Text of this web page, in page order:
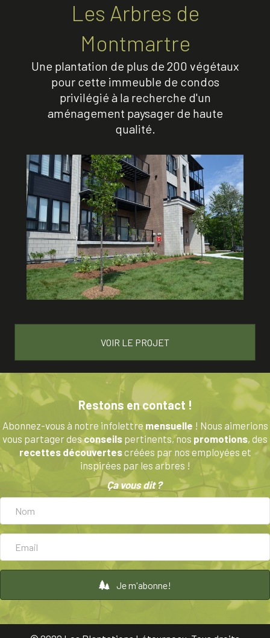
Les Arbres de
Montmartre
Une plantation de plus de 200 végétaux
pour cette immeuble de condos
privilégié à la recherche d'un
aménagement paysager de haute
qualité.
VOIR LE PROJET
Restons en contact !
Abonnez-vous à notre infolettre mensuelle ! Nous aimerions
vous partager desconseils pertinents, nos promotions, des
recettes découvertescréées par nos employées et
inspirées par les arbres !
Ça vous dit ?
Je m'abonne!